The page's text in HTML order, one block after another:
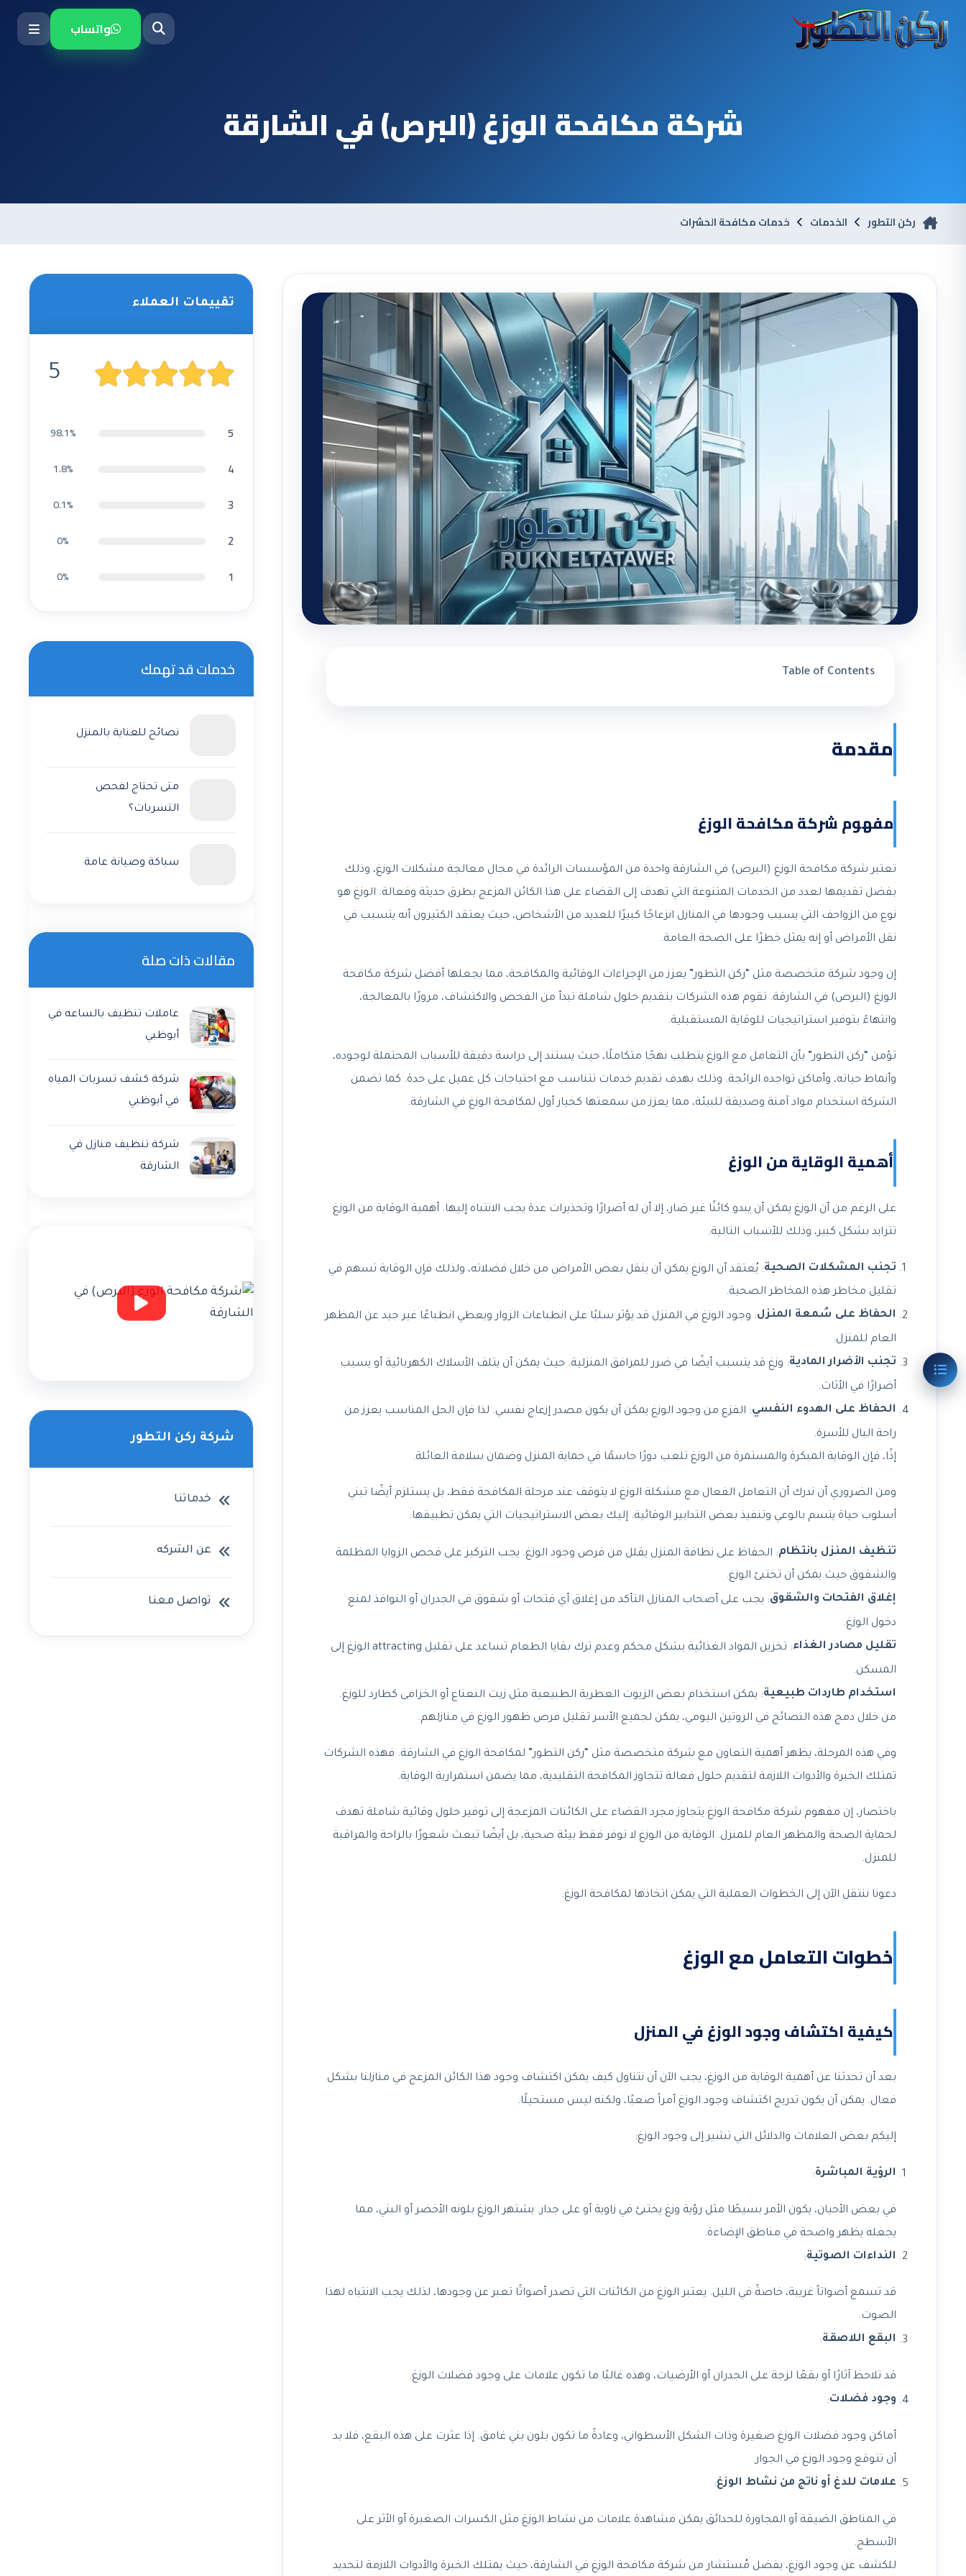
واتساب
شركة مكافحة الوزغ (البرص) في الشارقة
ركن التطور الخدمات خدمات مكافحة الحشرات
Table of Contents
مقدمة
مفهوم شركة مكافحة الوزغ
تعتبر شركة مكافحة الوزغ (البرص) في الشارقة واحدة من المؤسسات الرائدة في مجال معالجة مشكلات الوزغ، وذلك
بفضل تقديمها لعدد من الخدمات المتنوعة التي تهدف إلى القضاء على هذا الكائن المزعج بطرق حديثة وفعالة. الوزغ هو
نوع من الزواحف التي يسبب وجودها في المنازل انزعاجًا كبيرًا للعديد من الأشخاص، حيث يعتقد الكثيرون أنه يتسبب في
نقل الأمراض أو إنه يمثل خطرًا على الصحة العامة.
إن وجود شركة متخصصة مثل “ركن التطور” يعزز من الإجراءات الوقائية والمكافحة، مما يجعلها أفضل شركة مكافحة
الوزغ (البرص) في الشارقة. تقوم هذه الشركات بتقديم حلول شاملة تبدأ من الفحص والاكتشاف، مرورًا بالمعالجة،
وانتهاءً بتوفير استراتيجيات للوقاية المستقبلية.
تؤمن “ركن التطور” بأن التعامل مع الوزغ يتطلب نهجًا متكاملًا، حيث يستند إلى دراسة دقيقة للأسباب المحتملة لوجوده،
وأنماط حياته، وأماكن تواجده الرائجة. وذلك بهدف تقديم خدمات تتناسب مع احتياجات كل عميل على حدة. كما تضمن
الشركة استخدام مواد آمنة وصديقة للبيئة، مما يعزز من سمعتها كخيار أول لمكافحة الوزغ في الشارقة.
أهمية الوقاية من الوزغ
على الرغم من أن الوزغ يمكن أن يبدو كائنًا غير ضار، إلا أن له أضرارًا وتحذيرات عدة يجب الانتباه إليها. أهمية الوقاية من الوزغ
تتزايد بشكل كبير، وذلك للأسباب التالية:
تجنب المشكلات الصحية: يُعتقد أن الوزغ يمكن أن ينقل بعض الأمراض من خلال فضلاته، ولذلك فإن الوقاية تسهم في
تقليل مخاطر هذه المخاطر الصحية.
الحفاظ على سُمعة المنزل: وجود الوزغ في المنزل قد يؤثر سلبًا على انطباعات الزوار ويعطي انطباعًا غير جيد عن المظهر
العام للمنزل.
تجنب الأضرار المادية: وزغ قد يتسبب أيضًا في ضرر للمرافق المنزلية. حيث يمكن أن يتلف الأسلاك الكهربائية أو يسبب
أضرارًا في الأثاث.
الحفاظ على الهدوء النفسي: الفزع من وجود الوزغ يمكن أن يكون مصدر إزعاج نفسي. لذا فإن الحل المناسب يعزز من
راحة البال للأسرة.
إذًا، فإن الوقاية المبكرة والمستمرة من الوزغ تلعب دورًا حاسمًا في حماية المنزل وضمان سلامة العائلة.
ومن الضروري أن ندرك أن التعامل الفعال مع مشكلة الوزغ لا يتوقف عند مرحلة المكافحة فقط، بل يستلزم أيضًا تبني
أسلوب حياة يتسم بالوعي وتنفيذ بعض التدابير الوقائية. إليك بعض الاستراتيجيات التي يمكن تطبيقها:
تنظيف المنزل بانتظام: الحفاظ على نظافة المنزل يقلل من فرص وجود الوزغ. يجب التركيز على فحص الزوايا المظلمة
والشقوق حيث يمكن أن تختبئ الوزغ.
إغلاق الفتحات والشقوق: يجب على أصحاب المنازل التأكد من إغلاق أي فتحات أو شقوق في الجدران أو النوافذ لمنع
دخول الوزغ.
تقليل مصادر الغذاء
: تخزين المواد الغذائية بشكل محكم وعدم ترك بقايا الطعام تساعد على تقليل attracting الوزغ إلى
المسكن.
استخدام طاردات طبيعية: يمكن استخدام بعض الزيوت العطرية الطبيعية مثل زيت النعناع أو الخزامى كطارد للوزغ.
من خلال دمج هذه النصائح في الروتين اليومي، يمكن لجميع الأسر تقليل فرص ظهور الوزغ في منازلهم.
وفي هذه المرحلة، يظهر أهمية التعاون مع شركة متخصصة مثل “ركن التطور” لمكافحة الوزغ في الشارقة. فهذه الشركات
تمتلك الخبرة والأدوات اللازمة لتقديم حلول فعالة تتجاوز المكافحة التقليدية، مما يضمن استمرارية الوقاية.
باختصار، إن مفهوم شركة مكافحة الوزغ يتجاوز مجرد القضاء على الكائنات المزعجة إلى توفير حلول وقائية شاملة تهدف
لحماية الصحة والمظهر العام للمنزل. الوقاية من الوزغ لا توفر فقط بيئة صحية، بل أيضًا تبعث شعورًا بالراحة والمراقبة
للمنزل.
دعونا ننتقل الآن إلى الخطوات العملية التي يمكن اتخاذها لمكافحة الوزغ.
خطوات التعامل مع الوزغ
كيفية اكتشاف وجود الوزغ في المنزل
بعد أن تحدثنا عن أهمية الوقاية من الوزغ، يجب الآن أن نتناول كيف يمكن اكتشاف وجود هذا الكائن المزعج في منازلنا بشكل
فعال. يمكن أن يكون تدريج اكتشاف وجود الوزغ أمراً صعبًا، ولكنه ليس مستحيلًا.
إليكم بعض العلامات والدلائل التي تشير إلى وجود الوزغ:
الرؤية المباشرة:
في بعض الأحيان، يكون الأمر بسيطًا مثل رؤية وزغ يختبئ في زاوية أو على جدار. يشتهر الوزغ بلونه الأخضر أو البني، مما
يجعله يظهر واضحة في مناطق الإضاءة.
النداءات الصوتية:
قد تسمع أصواتاً غريبة، خاصةً في الليل. يعتبر الوزغ من الكائنات التي تصدر أصواتًا تعبر عن وجودها، لذلك يجب الانتباه لهذا
الصوت.
البقع اللاصقة:
قد تلاحظ آثارًا أو بقعًا لزجة على الجدران أو الأرضيات، وهذه غالبًا ما تكون علامات على وجود فضلات الوزغ.
وجود فضلات:
أماكن وجود فضلات الوزغ صغيرة وذات الشكل الأسطواني، وعادةً ما تكون بلون بني غامق. إذا عثرت على هذه البقع، فلا بد
أن تتوقع وجود الوزغ في الجوار.
علامات للدغ أو ناتج من نشاط الوزغ:
في المناطق الضيقة أو المجاورة للحدائق يمكن مشاهدة علامات من نشاط الوزغ مثل الكسرات الصغيرة أو الأثر على
الأسطح.
للكشف عن وجود الوزغ، يفضل مُستشار من شركة مكافحة الوزغ في الشارقة، حيث يمتلك الخبرة والأدوات اللازمة لتحديد
تقييمات العملاء
5
5
98.1%
4
1.8%
3
0.1%
2
0%
1
0%
خدمات قد تهمك
نصائح للعناية بالمنزل
متى تحتاج لفحص
التسربات؟
سباكة وصيانة عامة
مقالات ذات صلة
عاملات تنظيف بالساعه في
أبوظبي
شركة كشف تسربات المياه
في أبوظبي
شركة تنظيف منازل في
الشارقة
شركة ركن التطور
خدماتنا
عن الشركه
تواصل معنا